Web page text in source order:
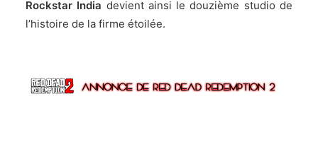
Rockstar India devient ainsi le douzième studio de
l’histoire de la firme étoilée.